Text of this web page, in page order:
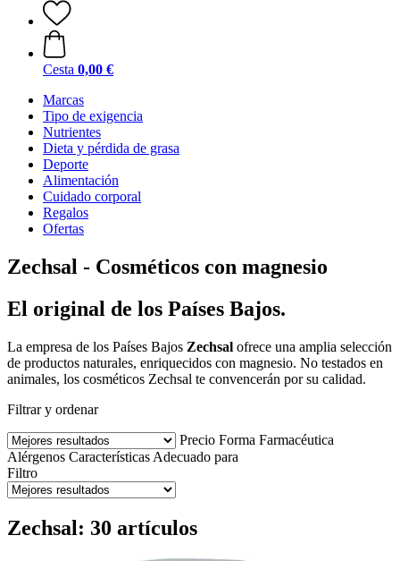
Cesta 0,00 €
Marcas
Tipo de exigencia
Nutrientes
Dieta y pérdida de grasa
Deporte
Alimentación
Cuidado corporal
Regalos
Ofertas
Zechsal - Cosméticos con magnesio
El original de los Países Bajos.
La empresa de los Países Bajos Zechsal ofrece una amplia selección
de productos naturales, enriquecidos con magnesio. No testados en
animales, los cosméticos Zechsal te convencerán por su calidad.
Filtrar y ordenar
Precio Forma Farmacéutica
Alérgenos Características Adecuado para
Filtro
Zechsal: 30 artículos